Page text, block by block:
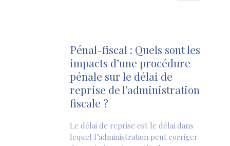
Pénal-fiscal : Quels sont les
impacts d’une procédure
pénale sur le délai de
reprise de l’administration
fiscale ?
Le délai de reprise est le délai dans
lequel l’administration peut corriger